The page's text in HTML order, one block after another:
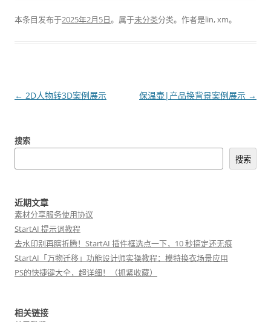
本条目发布于2025年2月5日。属于未分类分类。 作者是lin, xm。
文
航
← 2D人物转3D案例展示 保温壶|产品换背景案例展示 →
搜索
搜索
近期文章
素材分享服务使用协议
StartAI 提示词教程
去水印别再瞎折腾！StartAI 插件框选点一下，10 秒搞定还无痕
StartAI「万物迁移」功能设计师实操教程：模特换衣场景应用
PS的快捷键大全，超详细！（抓紧收藏）
相关链接